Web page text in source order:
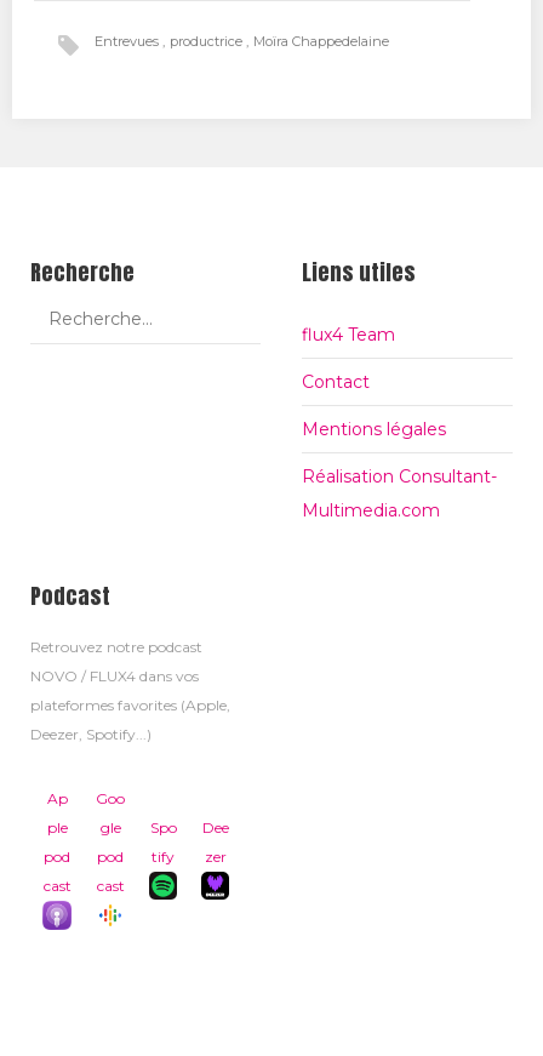
Entrevues productrice Moïra Chappedelaine
Recherche Liens utiles
flux4 Team
Contact
Mentions légales
Réalisation Consultant-
Multimedia.com
Podcast
Retrouvez notre podcast
NOVO / FLUX4 dans vos
plateformes favorites (Apple,
Deezer, Spotify...)
Ap
ple
pod
cast
Goo
gle
pod
cast
Spo
tify
Dee
zer